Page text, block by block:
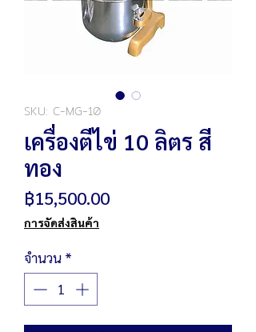
SKU: C-MG-10
เครื่องตีไข่ 10 ลิตร สี
ทอง
฿15,500.00ราคา
การจัดส่งสินค้า
จำนวน *